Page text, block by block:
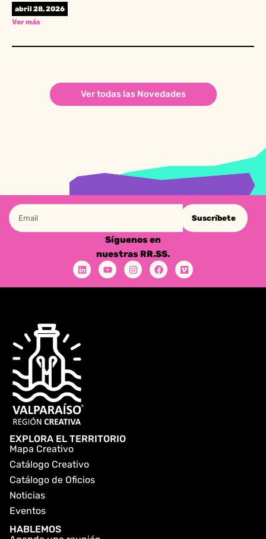
abril 28, 2026
Ver más
Ver todas las Novedades
Suscríbete
Síguenos en
nuestras RR.SS.
EXPLORA EL TERRITORIO
Mapa Creativo
Catálogo Creativo
Catálogo de Oficios
Noticias
Eventos
HABLEMOS